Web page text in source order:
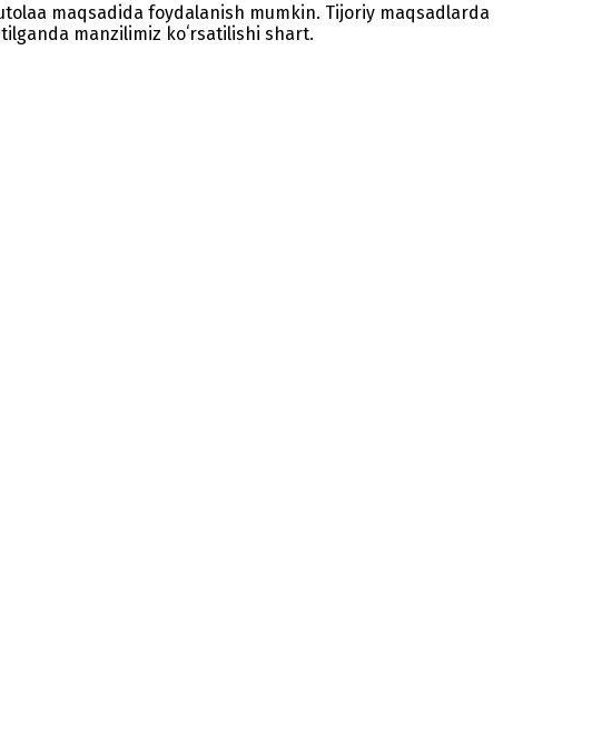
maqsadida foydalanish mumkin. Tijoriy maqsadlarda
manzilimiz koʻrsatilishi shart.